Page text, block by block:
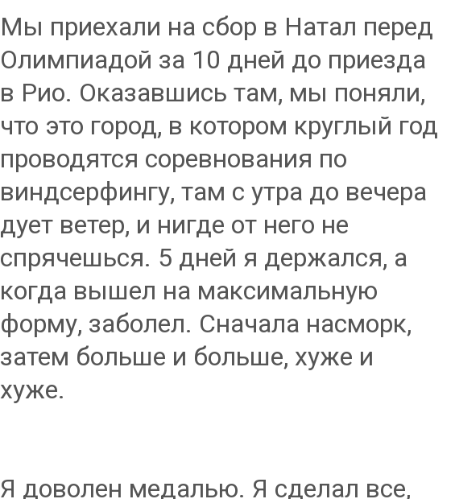
Мы приехали на сбор в Натал перед
Олимпиадой за 10 дней до приезда
в Рио. Оказавшись там, мы поняли,
что это город, в котором круглый год
проводятся соревнования по
виндсерфингу, там с утра до вечера
дует ветер, и нигде от него не
спрячешься. 5 дней я держался, а
когда вышел на максимальную
форму, заболел. Сначала насморк,
затем больше и больше, хуже и
хуже.
Я доволен медалью. Я сделал все,